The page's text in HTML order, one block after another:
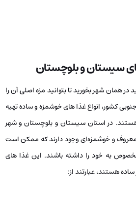
سیستان و بلوچستان
همان شهر بخورید تا بتوانید مزه اصلی آن را
کشور، انواع غذا های خوشمزه و ساده تهیه
در استان سیستان و بلوچستان و شهر
و خوشمزه‌ای وجود دارند که ممکن است
به خود را داشته باشند. این غذا های
هستند، عبارتند از: